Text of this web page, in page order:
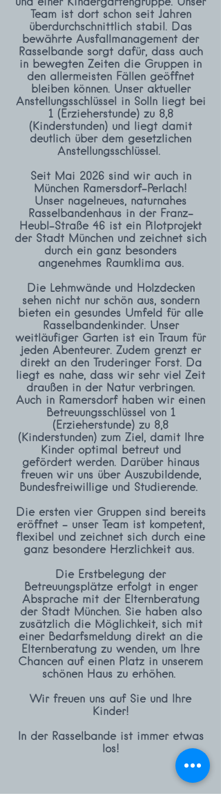
und einer Kindergartengruppe. Unser
Team ist dort schon seit Jahren
überdurchschnittlich stabil. Das
bewährte Ausfallmanagement der
Rasselbande sorgt dafür, dass auch
in bewegten Zeiten die Gruppen in
den allermeisten Fällen geöffnet
bleiben können. Unser aktueller
Anstellungsschlüssel in Solln liegt bei
1 (Erzieherstunde) zu 8,8
(Kinderstunden) und liegt damit
deutlich über dem gesetzlichen
Anstellungsschlüssel.
Seit Mai 2026 sind wir auch in
München Ramersdorf-Perlach!
Unser nagelneues, naturnahes
Rasselbandenhaus in der Franz-
Heubl-Straße 46 ist ein Pilotprojekt
der Stadt München und zeichnet sich
durch ein ganz besonders
angenehmes Raumklima aus.
Die Lehmwände und Holzdecken
sehen nicht nur schön aus, sondern
bieten ein gesundes Umfeld für alle
Rasselbandenkinder. Unser
weitläufiger Garten ist ein Traum für
jeden Abenteurer. Zudem grenzt er
direkt an den Truderinger Forst. Da
liegt es nahe, dass wir sehr viel Zeit
draußen in der Natur verbringen.
Auch in Ramersdorf haben wir einen
Betreuungsschlüssel von 1
(Erzieherstunde) zu 8,8
(Kinderstunden) zum Ziel, damit Ihre
Kinder optimal betreut und
gefördert werden. Darüber hinaus
freuen wir uns über Auszubildende,
Bundesfreiwillige und Studierende.
Die ersten vier Gruppen sind bereits
eröffnet - unser Team ist kompetent,
flexibel und zeichnet sich durch eine
ganz besondere Herzlichkeit aus.
Die Erstbelegung der
Betreuungsplätze erfolgt in enger
Absprache mit der Elternberatung
der Stadt München. Sie haben also
zusätzlich die Möglichkeit, sich mit
einer Bedarfsmeldung direkt an die
Elternberatung zu wenden, um Ihre
Chancen auf einen Platz in unserem
schönen Haus zu erhöhen.
Wir freuen uns auf Sie und Ihre
Kinder!
In der Rasselbande ist immer etwas
los!